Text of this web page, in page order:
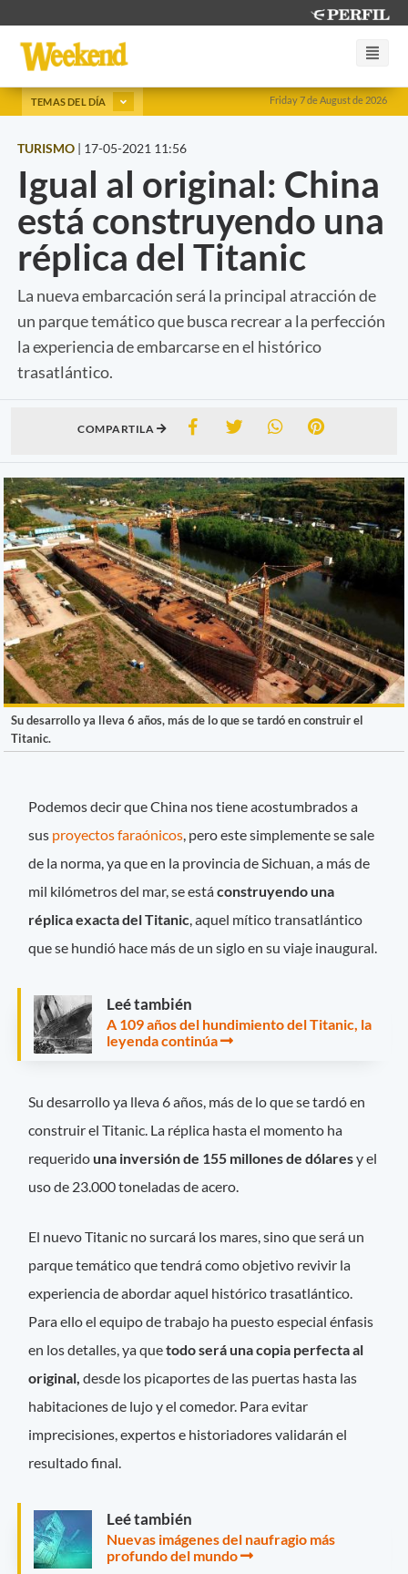
Friday 7 de August de 2026
TEMAS DEL DÍA
TURISMO | 17-05-2021 11:56
Igual al original: China
está construyendo una
réplica del Titanic
La nueva embarcación será la principal atracción de
un parque temático que busca recrear a la perfección
la experiencia de embarcarse en el histórico
trasatlántico.
COMPARTILA
Su desarrollo ya lleva 6 años, más de lo que se tardó en construir el
Titanic.
Podemos decir que China nos tiene acostumbrados a
sus proyectos faraónicos , pero este simplemente se sale
de la norma, ya que en la provincia de Sichuan, a más de
mil kilómetros del mar, se estáconstruyendo una
réplica exacta del Titanic , aquel mítico transatlántico
que se hundió hace más de un siglo en su viaje inaugural.
Leé también
A 109 años del hundimiento del Titanic, la
leyenda continúa
Su desarrollo ya lleva 6 años, más de lo que se tardó en
construir el Titanic. La réplica hasta el momento ha
requerido una inversión de 155 millones de dólaresy el
uso de 23.000 toneladas de acero.
El nuevo Titanic no surcará los mares, sino que será un
parque temático que tendrá como objetivo revivir la
experiencia de abordar aquel histórico trasatlántico.
Para ello el equipo de trabajo ha puesto especial énfasis
en los detalles, ya quetodo será una copia perfecta al
original, desde los picaportes de las puertas hasta las
habitaciones de lujo y el comedor. Para evitar
imprecisiones, expertos e historiadores validarán el
resultado final.
Leé también
Nuevas imágenes del naufragio más
profundo del mundo